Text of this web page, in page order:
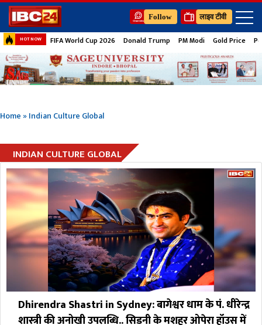
Follow लाइव टीवी
HOT NOW FIFA World Cup 2026 Donald Trump PM Modi Gold Price
Home»Indian Culture Global
INDIAN CULTURE GLOBAL
Dhirendra Shastri in Sydney: बागेश्वर धाम के पं. धीरेन्द्र
शास्त्री की अनोखी उपलब्धि.. सिडनी के मशहूर ओपेरा हॉउस में